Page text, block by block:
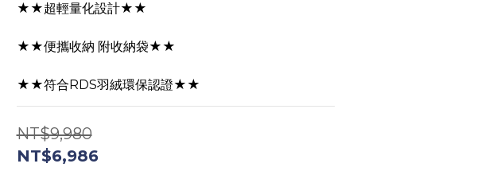
★★超輕量化設計★★
★★便攜收納 附收納袋★★
★★符合RDS羽絨環保認證★★
NT$9,980
NT$6,986